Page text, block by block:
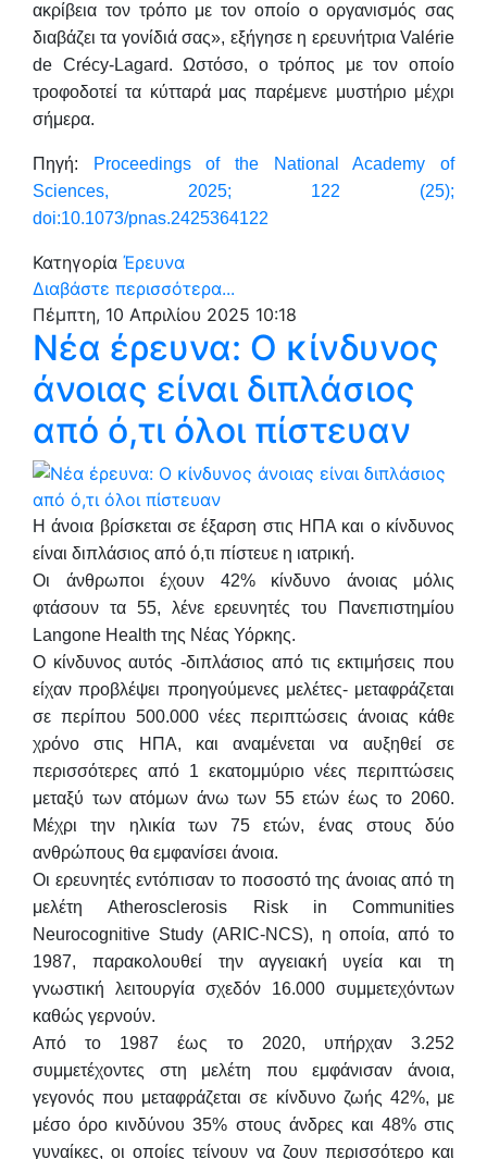
ακρίβεια τον τρόπο με τον οποίο ο οργανισμός σας
διαβάζει τα γονίδιά σας», εξήγησε η ερευνήτρια Valérie
de Crécy-Lagard. Ωστόσο, ο τρόπος με τον οποίο
τροφοδοτεί τα κύτταρά μας παρέμενε μυστήριο μέχρι
σήμερα.
Πηγή:
Proceedings of the National Academy of
Sciences, 2025; 122 (25);
doi:10.1073/pnas.2425364122
Κατηγορία Έρευνα
Διαβάστε περισσότερα...
Πέμπτη, 10 Απριλίου 2025 10:18
Νέα έρευνα: Ο κίνδυνος
άνοιας είναι διπλάσιος
από ό,τι όλοι πίστευαν
Η άνοια βρίσκεται σε έξαρση στις ΗΠΑ και ο κίνδυνος
είναι διπλάσιος από ό,τι πίστευε η ιατρική.
Οι άνθρωποι έχουν 42% κίνδυνο άνοιας μόλις
φτάσουν τα 55, λένε ερευνητές του Πανεπιστημίου
Langone Health της Νέας Υόρκης.
Ο κίνδυνος αυτός -διπλάσιος από τις εκτιμήσεις που
είχαν προβλέψει προηγούμενες μελέτες- μεταφράζεται
σε περίπου 500.000 νέες περιπτώσεις άνοιας κάθε
χρόνο στις ΗΠΑ, και αναμένεται να αυξηθεί σε
περισσότερες από 1 εκατομμύριο νέες περιπτώσεις
μεταξύ των ατόμων άνω των 55 ετών έως το 2060.
Μέχρι την ηλικία των 75 ετών, ένας στους δύο
ανθρώπους θα εμφανίσει άνοια.
Οι ερευνητές εντόπισαν το ποσοστό της άνοιας από τη
μελέτη Atherosclerosis Risk in Communities
Neurocognitive Study (ARIC-NCS), η οποία, από το
1987, παρακολουθεί την αγγειακή υγεία και τη
γνωστική λειτουργία σχεδόν 16.000 συμμετεχόντων
καθώς γερνούν.
Από το 1987 έως το 2020, υπήρχαν 3.252
συμμετέχοντες στη μελέτη που εμφάνισαν άνοια,
γεγονός που μεταφράζεται σε κίνδυνο ζωής 42%, με
μέσο όρο κινδύνου 35% στους άνδρες και 48% στις
γυναίκες, οι οποίες τείνουν να ζουν περισσότερο και